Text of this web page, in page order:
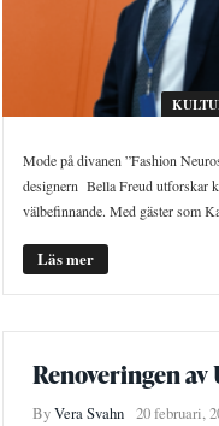
Mode på divanen ”Fashion
designern Bella Freud utforskar
välbefinnande. Med gäster som
Läs mer
Renoveringen av
ByVera Svahn 20 februari,